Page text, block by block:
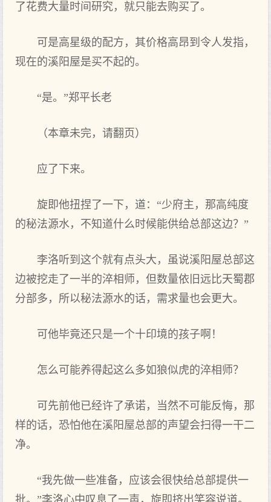
了花费大量时间研究，就只能去购买了。
可是高星级的配方，其价格高昂到令人发指，
现在的溪阳屋是买不起的。
“是。”郑平长老
（本章未完，请翻页）
应了下来。
旋即他扭捏了一下，道：“少府主，那高纯度
的秘法源水，不知道什么时候能供给总部这边？”
李洛听到这个就有点头大，虽说溪阳屋总部这
边被挖走了一半的淬相师，但数量依旧远比天蜀郡
分部多，所以秘法源水的话，需求量也会更大。
可他毕竟还只是一个十印境的孩子啊！
怎么可能养得起这么多如狼似虎的淬相师？
可先前他已经许了承诺，当然不可能反悔，那
样的话，恐怕他在溪阳屋总部的声望会扫得一干二
净。
“我先做一些准备，应该会很快给总部提供一
批。”李洛心中叹息了一声，旋即挤出笑容说道。